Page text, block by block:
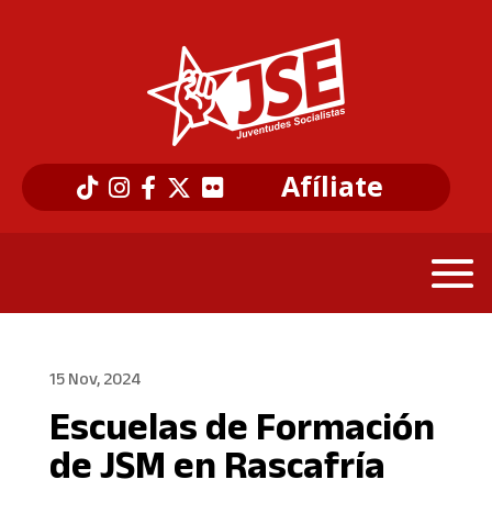
Afíliate
15 Nov, 2024
Escuelas de Formación
de JSM en Rascafría